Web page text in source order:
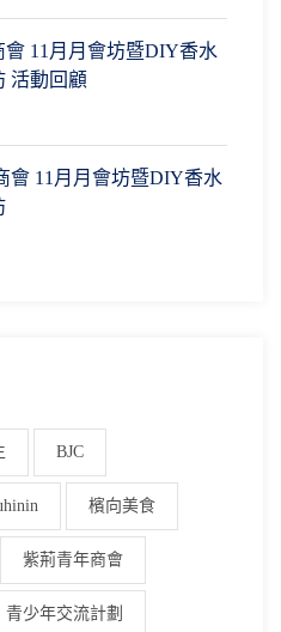
會 11月月會坊暨DIY香水
活動回顧
會 11月月會坊暨DIY香水
BJC
檳向美食
紫荊青年商會
青少年交流計劃